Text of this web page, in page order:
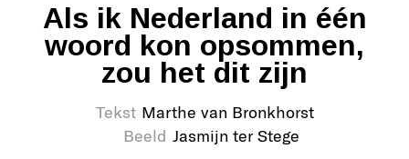
Als ik Nederland in één
woord kon opsommen,
zou het dit zijn
Tekst Marthe van Bronkhorst
Beeld Jasmijn ter Stege